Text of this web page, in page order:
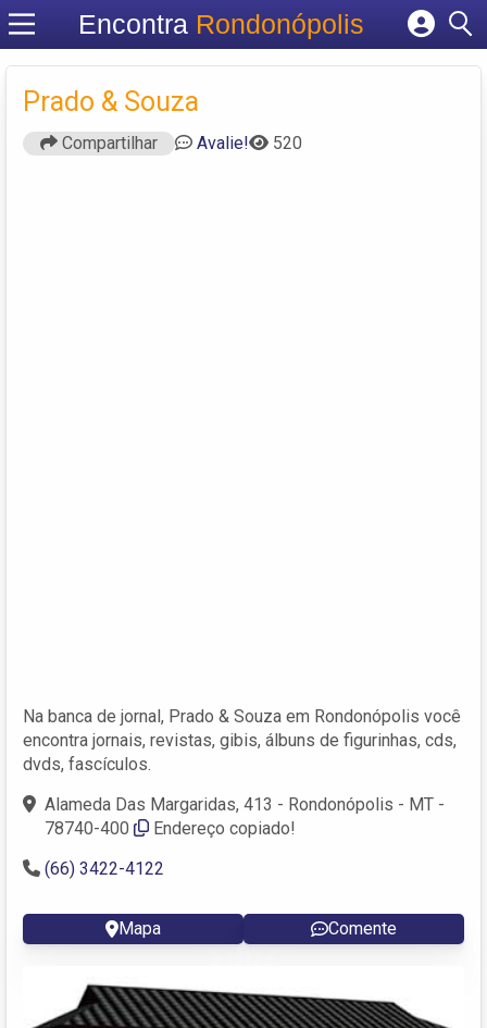
Encontra Rondonópolis
Cadastrar empresa
Prado & Souza
Compartilhar Avalie! 520
Na banca de jornal, Prado & Souza em Rondonópolis você
encontra jornais, revistas, gibis, álbuns de figurinhas, cds,
dvds, fascículos.
Alameda Das Margaridas, 413 - Rondonópolis - MT -
78740-400
Endereço copiado!
(66) 3422-4122
Mapa Comente